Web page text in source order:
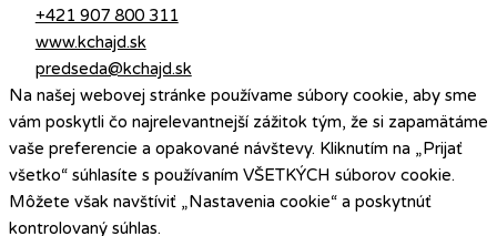
+421 907 800 311
www.kchajd.sk
predseda@kchajd.sk
Na našej webovej stránke používame súbory cookie, aby sme
vám poskytli čo najrelevantnejší zážitok tým, že si zapamätáme
vaše preferencie a opakované návštevy. Kliknutím na „Prijať
všetko“ súhlasíte s používaním VŠETKÝCH súborov cookie.
Môžete však navštíviť „Nastavenia cookie“ a poskytnúť
kontrolovaný súhlas.